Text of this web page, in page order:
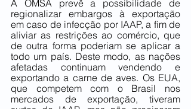
A OMSA prevê a possibilidade de
regionalizar embargos à exportação
em caso de infecção por IAAP, a fim de
aliviar as restrições ao comércio, que
de outra forma poderiam se aplicar a
todo um país. Deste modo, as nações
afetadas continuam vendendo e
exportando a carne de aves. Os EUA,
que competem com o Brasil nos
mercados de exportação, tiveram